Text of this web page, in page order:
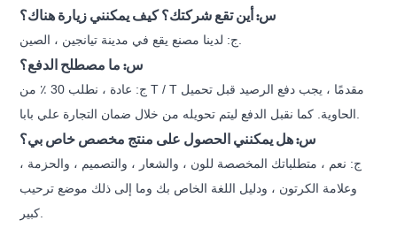
س: أين تقع شركتك؟ كيف يمكنني زيارة هناك؟
ج: لدينا مصنع يقع في مدينة تيانجين ، الصين.
س: ما مصطلح الدفع؟
ج: عادة ، نطلب 30 ٪ من T / T مقدمًا ، يجب دفع الرصيد قبل تحميل
الحاوية. كما نقبل الدفع ليتم تحويله من خلال ضمان التجارة علي بابا.
س: هل يمكنني الحصول على منتج مخصص خاص بي؟
ج: نعم ، متطلباتك المخصصة للون ، والشعار ، والتصميم ، والحزمة ،
وعلامة الكرتون ، ودليل اللغة الخاص بك وما إلى ذلك موضع ترحيب
كبير.